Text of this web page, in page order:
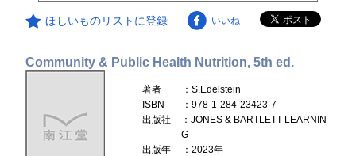
ほしいものリストに登録 いいね
Community & Public Health Nutrition, 5th ed.
著者
：S.Edelstein
ISBN
：978-1-284-23423-7
出版社
：JONES & BARTLETT LEARNIN
G
出版年
：2023年